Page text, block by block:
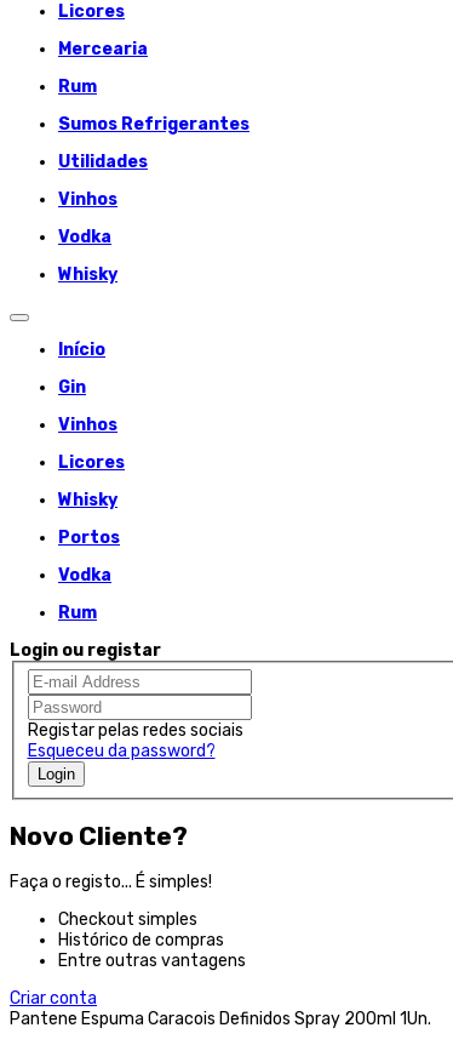
Licores
Mercearia
Rum
Sumos Refrigerantes
Utilidades
Vinhos
Vodka
Whisky
Início
Gin
Vinhos
Licores
Whisky
Portos
Vodka
Rum
Login ou registar
Registar pelas redes sociais
Esqueceu da password?
Login
Novo Cliente?
Faça o registo... É simples!
Checkout simples
Histórico de compras
Entre outras vantagens
Criar conta
Pantene Espuma Caracois Definidos Spray 200ml 1Un.